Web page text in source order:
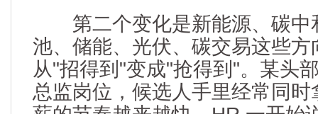
第二个变化是新能源、碳中
池、储能、光伏、碳交易这些
从"招得到"变成"抢得到"。某头
总监岗位，候选人手里经常同